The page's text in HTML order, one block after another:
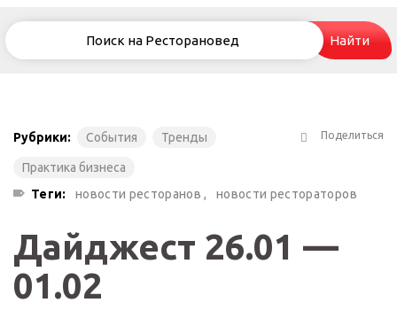
Поделиться
Рубрики: События Тренды
Практика бизнеса
Теги:
новости ресторанов , новости рестораторов
Дайджест 26.01 —
01.02